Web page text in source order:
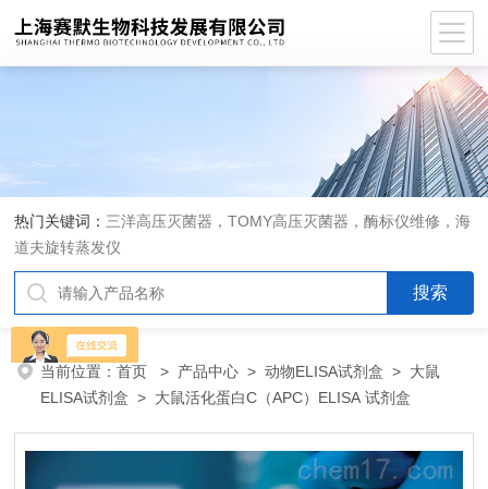
热门关键词： 三洋高压灭菌器，TOMY高压灭菌器，酶标仪维修，海
道夫旋转蒸发仪
当前位置：首页 > 产品中心 >动物ELISA试剂盒 > 大鼠
ELISA试剂盒 > 大鼠活化蛋白C（APC）ELISA 试剂盒